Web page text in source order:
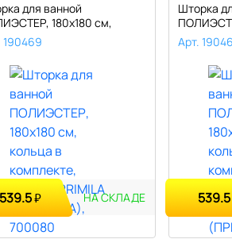
для ванной
180х180 см,
в компл..
190469
539.5₽ НА СКЛАДЕ
Шторка
кольца в
Арт.